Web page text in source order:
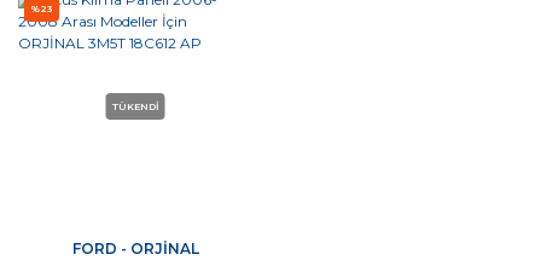
%23
TÜKENDİ
FORD - ORJİNAL